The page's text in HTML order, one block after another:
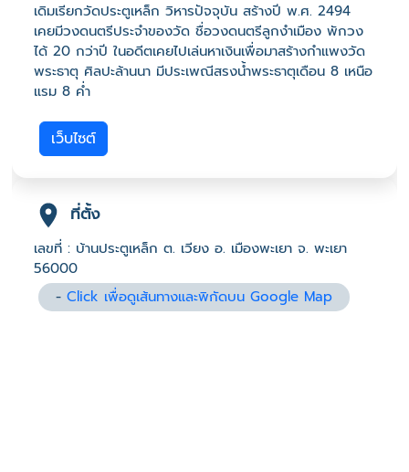
เดิมเรียกวัดประตูเหล็ก วิหารปัจจุบัน สร้างปี พ.ศ. 2494
เคยมีวงดนตรีประจำของวัด ชื่อวงดนตรีลูกงำเมือง พักวง
ได้ 20 กว่าปี ในอดีตเคยไปเล่นหาเงินเพื่อมาสร้างกำแพงวัด
พระธาตุ ศิลปะล้านนา มีประเพณีสรงน้ำพระธาตุเดือน 8 เหนือ
แรม 8 ค่ำ
เว็บไซต์
ที่ตั้ง
เลขที่ : บ้านประตูเหล็ก ต. เวียง อ. เมืองพะเยา จ. พะเยา
56000
-Click เพื่อดูเส้นทางและพิกัดบน Google Map